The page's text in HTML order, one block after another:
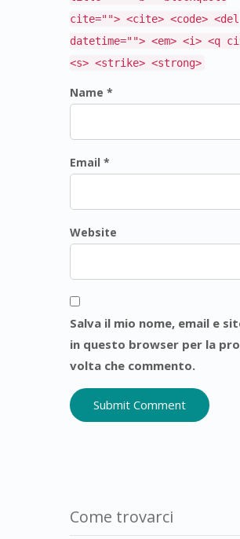
cite=""> <cite> <code> <del
datetime=""> <em> <i> <q
<s> <strike> <strong>
Name *
Email *
Website
Salva il mio nome, email e
in questo browser per la
volta che commento.
Come trovarci